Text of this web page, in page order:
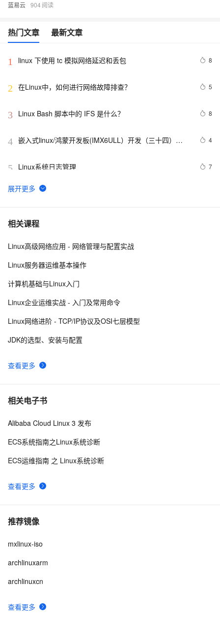
蓝易云 904
热门文章 最新文章
1 linux 下使用 tc 模拟网络延迟和丢包 8
2 5
3 Linux Bash 脚本中的 IFS 是什么？ 8
4 嵌入式linux/鸿蒙开发板(IMX6ULL）开发（三十四）
4
5 Linux系统日志管理 7
6 VMware安装Linux第一天
7 linux DHCP
8 Linux系统命令归纳
10 每日一个计算机小知识：Linux
相关课程
查看更多
Linux高级网络应用 - 网络管理与配置实战
Linux服务器运维基本操作
计算机基础与Linux入门
Linux企业运维实战 - 入门及常用命令
Linux网络进阶 - TCP/IP协议及OSI七层模型
JDK的选型、安装与配置
相关电子书
查看更多
Alibaba Cloud Linux 3 发布
ECS系统指南之Linux系统诊断
ECS运维指南 之 Linux系统诊断
推荐镜像
查看更多
mxlinux-iso
archlinuxarm
archlinuxcn